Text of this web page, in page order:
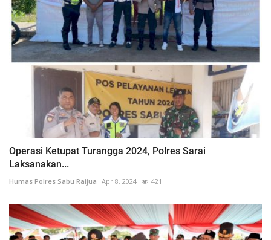
Operasi Ketupat Turangga 2024, Polres Sarai
Laksanakan...
Humas Polres Sabu Raijua Apr 8, 2024 421